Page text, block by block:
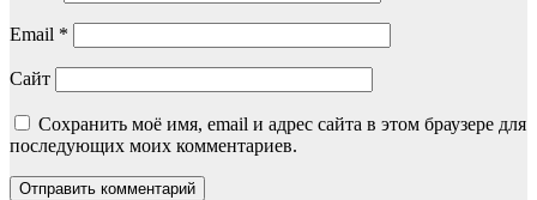
Email *
Сайт
Сохранить моё имя, email и адрес сайта в этом браузере для
последующих моих комментариев.